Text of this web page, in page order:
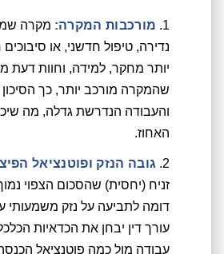
מורכבות המקרה: מקרה
נדירה, טיפול חדשני, או
יותר מחקר, למידה, וחוות דעת
שהמקרה מורכב יותר, כך הסיכון
והעבודה הנדרשת גדלה, מה
האחוז.
גובה הנזק ופוטנציאל
זניח (יחסית) שהסכום הצפוי
דומה לתביעה על נזק משמעותי
עורך דין יבחן את הכדאיות
עבודה מול כמה פוטנציאל